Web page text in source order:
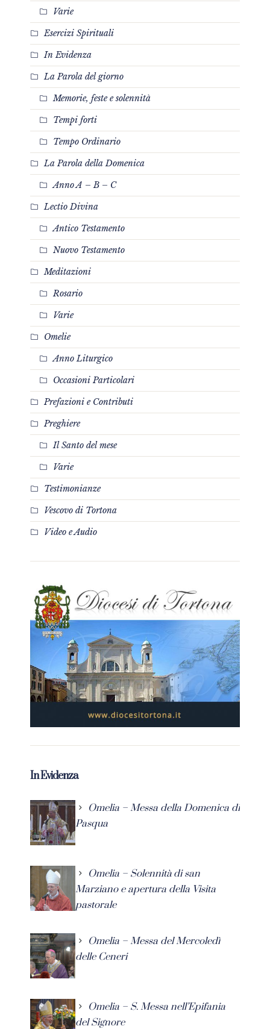
Varie
Esercizi Spirituali
In Evidenza
La Parola del giorno
Memorie, feste e solennità
Tempi forti
Tempo Ordinario
La Parola della Domenica
Anno A – B – C
Lectio Divina
Antico Testamento
Nuovo Testamento
Meditazioni
Rosario
Varie
Omelie
Anno Liturgico
Occasioni Particolari
Prefazioni e Contributi
Preghiere
Il Santo del mese
Varie
Testimonianze
Vescovo di Tortona
Video e Audio
In Evidenza
Omelia – Messa della Domenica di
Pasqua
Omelia – Solennità di san
Marziano e apertura della Visita
pastorale
Omelia – Messa del Mercoledì
delle Ceneri
Omelia – S. Messa nell’Epifania
del Signore